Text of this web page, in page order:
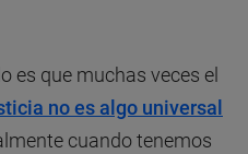
es que muchas veces el
no es algo universal
cuando tenemos